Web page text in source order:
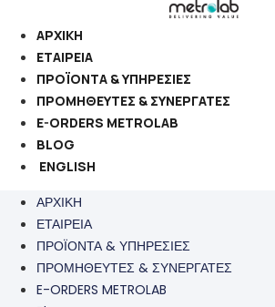
στο
περιεχόμενο
ΑΡΧΙΚΗ
ΕΤΑΙΡΕΙΑ
ΠΡΟΪΟΝΤΑ & ΥΠΗΡΕΣΙΕΣ
ΠΡΟΜΗΘΕΥΤΕΣ & ΣΥΝΕΡΓΑΤΕΣ
E-ORDERS METROLAB
BLOG
ENGLISH
ΑΡΧΙΚΗ
ΕΤΑΙΡΕΙΑ
ΠΡΟΪΟΝΤΑ & ΥΠΗΡΕΣΙΕΣ
ΠΡΟΜΗΘΕΥΤΕΣ & ΣΥΝΕΡΓΑΤΕΣ
E-ORDERS METROLAB